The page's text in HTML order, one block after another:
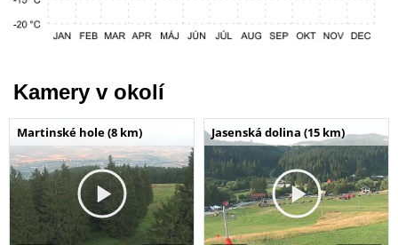
Kamery v okolí
Martinské hole (8 km) Jasenská dolina (15 km)